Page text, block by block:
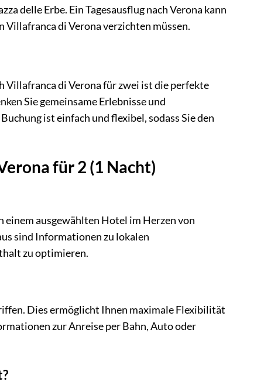
delle Erbe. Ein Tagesausflug nach Verona kann
Villafranca di Verona verzichten müssen.
Villafranca di Verona für zwei ist die perfekte
Sie gemeinsame Erlebnisse und
ist einfach und flexibel, sodass Sie den
für 2 (1 Nacht)
ausgewählten Hotel im Herzen von
sind Informationen zu lokalen
zu optimieren.
Dies ermöglicht Ihnen maximale Flexibilität
zur Anreise per Bahn, Auto oder